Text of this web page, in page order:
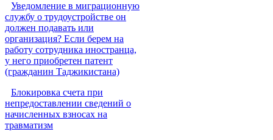
Уведомление в миграционную
службу о трудоустройстве он
должен подавать или
организация? Если берем на
работу сотрудника иностранца,
у него приобретен патент
(гражданин Таджикистана)
Блокировка счета при
непредоставлении сведений о
начисленных взносах на
травматизм